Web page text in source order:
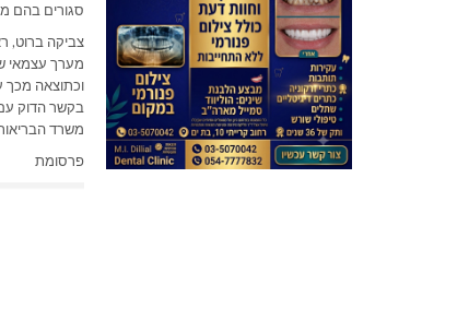
סגורים בהם
צביקה ברוט,
מערך עצמאי
וכתוצאה מכך
בקשר הדוק
משרד
פרסומת